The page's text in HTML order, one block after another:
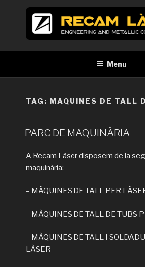
RECAM LÀSER
Menu
TAG: MAQUINES DE TALL
PARC DE MAQUINÀRIA
A Recam Làser disposem de la
maquinària:
– MÀQUINES DE TALL PER
– MÀQUINES DE TALL DE TUBS
– MÀQUINES DE TALL I
LÀSER